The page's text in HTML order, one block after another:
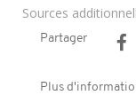
Sources
Partager
Plus